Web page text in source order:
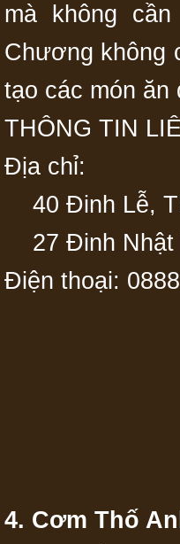
mà không
Chương không
tạo các món
THÔNG TIN
Địa chỉ:
40 Đinh Lễ,
27 Đinh Nhật
Điện thoại:
4. Cơm Thố